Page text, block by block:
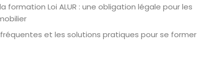
formation Loi ALUR : une obligation légale pour les
et les solutions pratiques pour se former